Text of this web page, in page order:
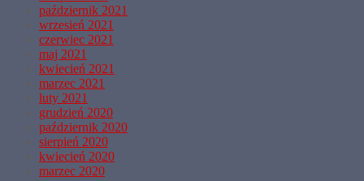
październik 2021
wrzesień 2021
czerwiec 2021
maj 2021
kwiecień 2021
marzec 2021
luty 2021
grudzień 2020
październik 2020
sierpień 2020
kwiecień 2020
marzec 2020